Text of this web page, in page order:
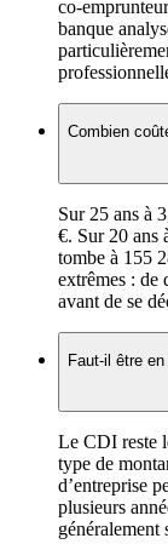
co-
banque
Combien
Sur 25 ans à
€. Sur 20 ans
tombe à 155
extrêmes : de
avant de se
Faut-il être
Le CDI reste
type de
d’entreprise
plusieurs
généralement